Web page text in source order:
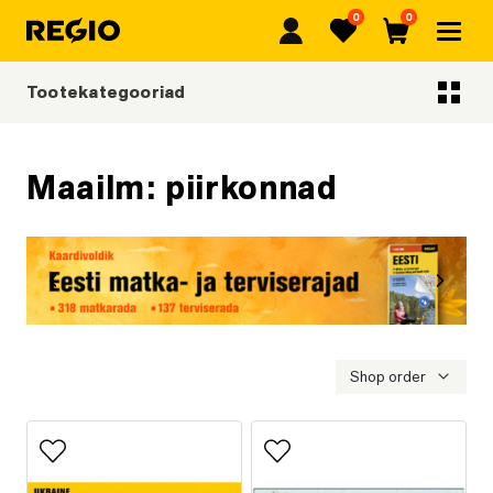
Regio Lemmikud
0
Ostukorv
0
Maailm: piirkonnad
Shop order
Lisa lemmikutesse
Tootekategooriad